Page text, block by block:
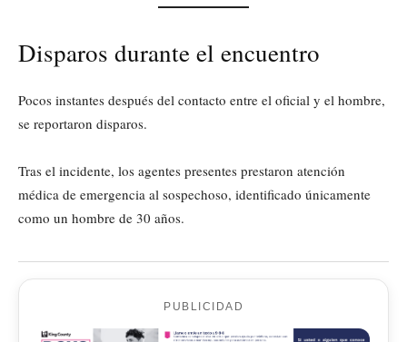
Disparos durante el encuentro
Pocos instantes después del contacto entre el oficial y el hombre,
se reportaron disparos.
Tras el incidente, los agentes presentes prestaron atención
médica de emergencia al sospechoso, identificado únicamente
como un hombre de 30 años.
PUBLICIDAD